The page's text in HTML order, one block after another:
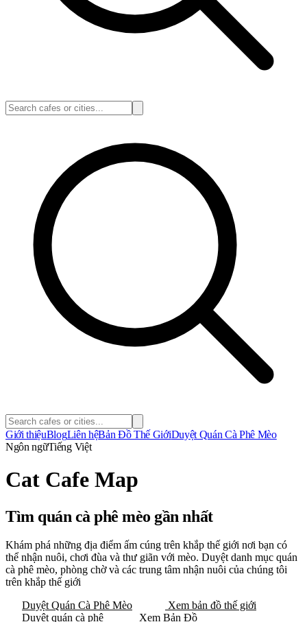
Giới thiệuBlogLiên hệBản Đồ Thế GiớiDuyệt Quán Cà Phê Mèo
Ngôn ngữTiếng Việt
Cat Cafe Map
Tìm quán cà phê mèo gần nhất
Khám phá những địa điểm ấm cúng trên khắp thế giới nơi bạn có
thể nhận nuôi, chơi đùa và thư giãn với mèo. Duyệt danh mục quán
cà phê mèo, phòng chờ và các trung tâm nhận nuôi của chúng tôi
trên khắp thế giới
Duyệt Quán Cà Phê Mèo
Xem bản đồ thế giới
Duyệt quán cà phê
Xem Bản Đồ